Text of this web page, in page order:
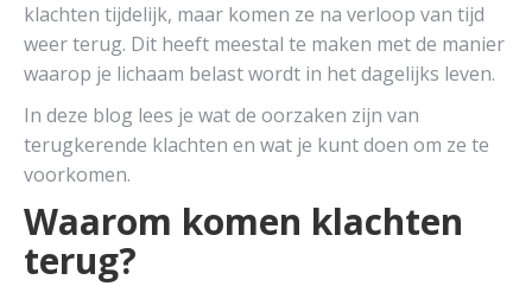
klachten tijdelijk, maar komen ze na verloop van tijd
weer terug. Dit heeft meestal te maken met de manier
waarop je lichaam belast wordt in het dagelijks leven.
In deze blog lees je wat de oorzaken zijn van
terugkerende klachten en wat je kunt doen om ze te
voorkomen.
Waarom komen klachten
terug?